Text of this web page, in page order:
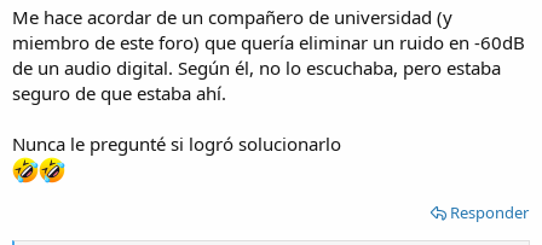
Me hace acordar de un compañero de universidad (y
miembro de este foro) que quería eliminar un ruido en -60dB
de un audio digital. Según él, no lo escuchaba, pero estaba
seguro de que estaba ahí.
Nunca le pregunté si logró solucionarlo
Responder